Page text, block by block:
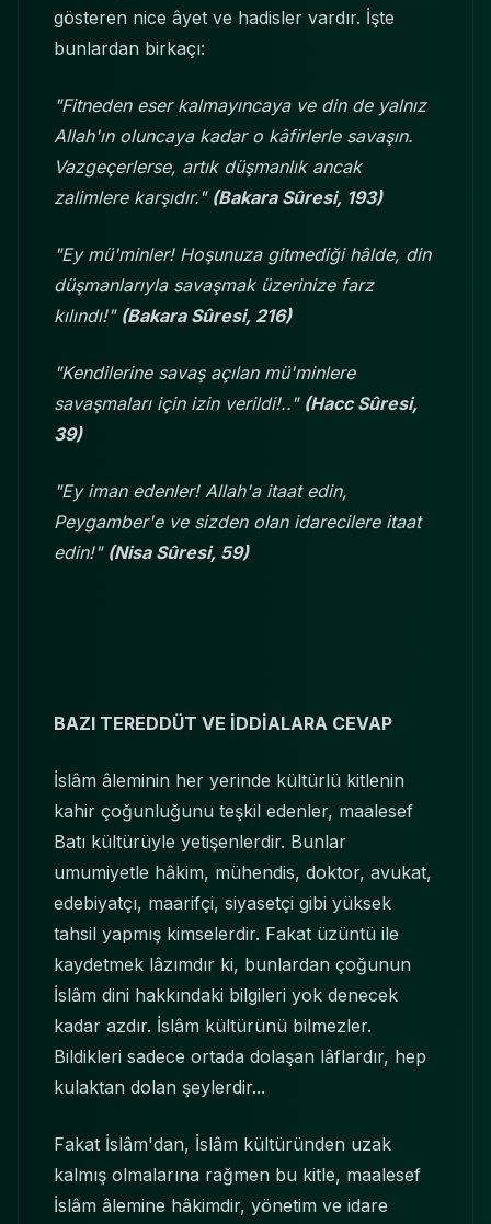
gösteren nice âyet ve hadisler vardır. İşte
bunlardan birkaçı:
"Fitneden eser kalmayıncaya ve din de yalnız
Allah'ın oluncaya kadar o kâfirlerle savaşın.
Vazgeçerlerse, artık düşmanlık ancak
zalimlere karşıdır." (Bakara Sûresi, 193)
"Ey mü'minler! Hoşunuza gitmediği hâlde, din
düşmanlarıyla savaşmak üzerinize farz
kılındı!" (Bakara Sûresi, 216)
"Kendilerine savaş açılan mü'minlere
savaşmaları için izin verildi!.." (Hacc Sûresi,
39)
"Ey iman edenler! Allah'a itaat edin,
Peygamber'e ve sizden olan idarecilere itaat
edin!" (Nisa Sûresi, 59)
BAZI TEREDDÜT VE İDDİALARA CEVAP
İslâm âleminin her yerinde kültürlü kitlenin
kahir çoğunluğunu teşkil edenler, maalesef
Batı kültürüyle yetişenlerdir. Bunlar
umumiyetle hâkim, mühendis, doktor, avukat,
edebiyatçı, maarifçi, siyasetçi gibi yüksek
tahsil yapmış kimselerdir. Fakat üzüntü ile
kaydetmek lâzımdır ki, bunlardan çoğunun
İslâm dini hakkındaki bilgileri yok denecek
kadar azdır. İslâm kültürünü bilmezler.
Bildikleri sadece ortada dolaşan lâflardır, hep
kulaktan dolan şeylerdir...
Fakat İslâm'dan, İslâm kültüründen uzak
kalmış olmalarına rağmen bu kitle, maalesef
İslâm âlemine hâkimdir, yönetim ve idare